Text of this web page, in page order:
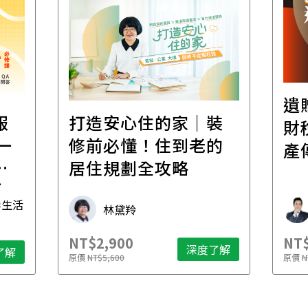
活
解
打造安心住的家｜裝
修前必懂！住到老的
居住規劃全攻略
林黛羚
NT$2,900
原價NT$5,600 深度了解
遺
財
產
原價